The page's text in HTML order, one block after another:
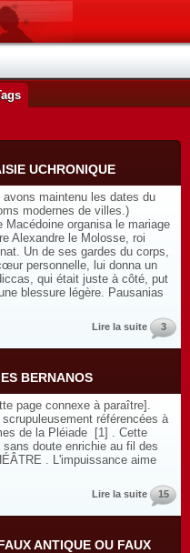
UCHRONIQUE
maintenu les dates du
noms modernes de villes.)
Macédoine organisa le mariage
Alexandre le Molosse, roi
Un de ses gardes du corps,
personnelle, lui donna un
qui était juste à côté, put
blessure légère. Pausanias
Lire la suite 3
BERNANOS
connexe à paraître].
référencées à
de la Pléiade [1] . Cette
doute enrichie au fil des
. L'impuissance aime
Lire la suite 15
ANTIQUE OU FAUX